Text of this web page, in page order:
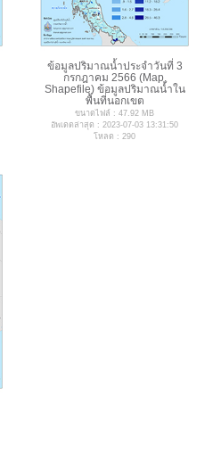
ข้อมูลปริมาณน้ำประจำวันที่ 3
กรกฎาคม 2566 (Map,
Shapefile) ข้อมูลปริมาณน้ำใน
พื้นที่นอกเขต
ขนาดไฟล์ : 47.92 MB
อัพเดตล่าสุด : 2023-07-03 13:31:50
โหลด : 290